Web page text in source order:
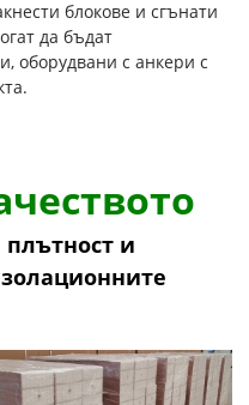
блокове и сгънати
да бъдат
оборудвани с анкери с
и